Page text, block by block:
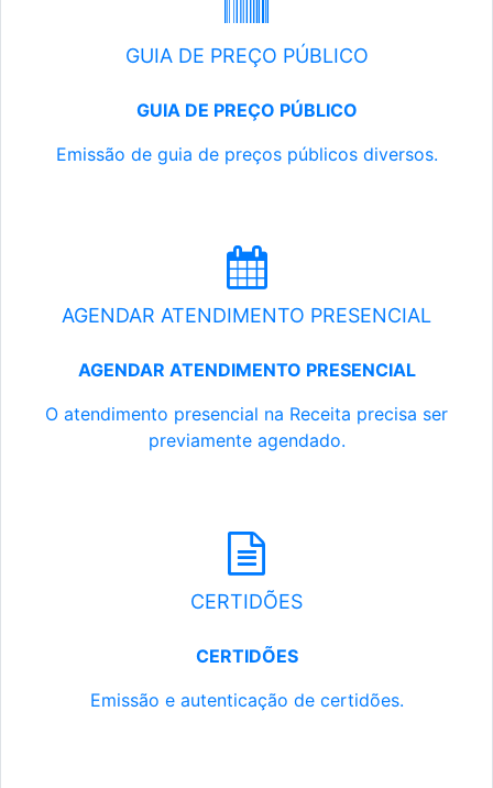
GUIA DE PREÇO PÚBLICO
GUIA DE PREÇO PÚBLICO
Emissão de guia de preços públicos diversos.
AGENDAR ATENDIMENTO PRESENCIAL
AGENDAR ATENDIMENTO PRESENCIAL
O atendimento presencial na Receita precisa ser
previamente agendado.
CERTIDÕES
CERTIDÕES
Emissão e autenticação de certidões.